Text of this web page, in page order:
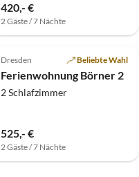
420,- €
2 Gäste / 7 Nächte
5.0 (2)
Dresden Beliebte Wahl
Ferienwohnung Börner 2
2 Schlafzimmer
525,- €
2 Gäste / 7 Nächte